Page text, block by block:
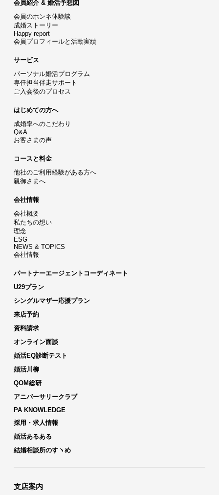
会員紹介 & 婚活予想図
会員のホンネ体験談
成婚ストーリー
Happy report
会員プロフィールと活動実績
サービス
パーソナル婚活プログラム
専任担当伴走サポート
ご入会後のプロセス
はじめての方へ
成婚率へのこだわり
Q&A
お客さまの声
コースと料金
他社のご利用経験がある方へ
親御さまへ
会社情報
会社概要
私たちの想い
理念
ESG
NEWS & TOPICS
会社情報
パートナーエージェントコーディネート
U29プラン
シングルマザー応援プラン
来店予約
資料請求
オンライン面談
婚活EQ診断テスト
婚活川柳
QOM総研
アニバーサリークラブ
PA KNOWLEDGE
採用・求人情報
婚活あるある
結婚相談所のすヽめ
支店案内